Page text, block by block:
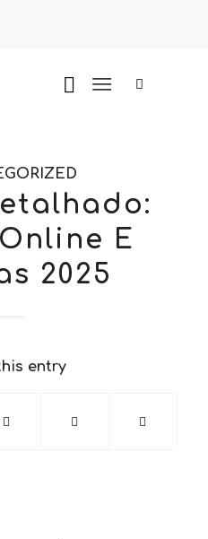
E
2025
entry